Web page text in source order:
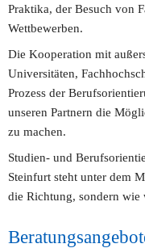
Praktika, der Besuch von
Wettbewerben.
Die Kooperation mit
Universitäten,
Prozess der
unseren Partnern die
zu machen.
Studien- und
Steinfurt steht unter dem
die Richtung, sondern wie